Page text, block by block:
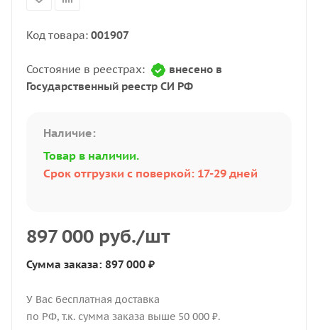
Код товара: 001907
Состояние в реестрах:
внесено в
Государственный реестр СИ РФ
Наличие:
Товар в наличии.
Срок отгрузки с поверкой: 17-29 дней
897 000 руб./шт
Сумма заказа: 897 000 ₽
У Вас бесплатная доставка
по РФ, т.к. сумма заказа выше 50 000 ₽.